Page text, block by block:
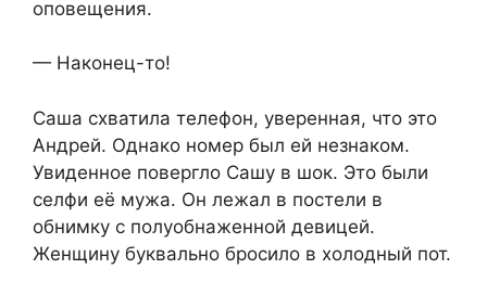
оповещения.
— Наконец-то!
Саша схватила телефон, уверенная, что это
Андрей. Однако номер был ей незнаком.
Увиденное повергло Сашу в шок. Это были
селфи её мужа. Он лежал в постели в
обнимку с полуобнаженной девицей.
Женщину буквально бросило в холодный пот.